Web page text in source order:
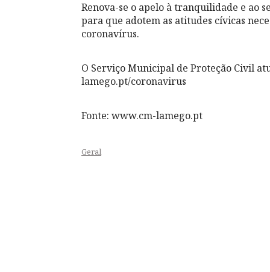
Renova-se o apelo à tranquilidade e ao
para que adotem as atitudes cívicas
coronavírus.
O Serviço Municipal de Proteção Civil
lamego.pt/coronavirus
Fonte: www.cm-lamego.pt
Geral